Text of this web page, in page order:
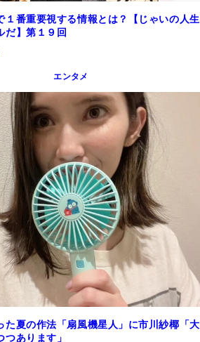
１番重要視する情報とは？【じゃいの人生
だ】第１９回
エンタメ
た夏の作法「扇風機星人」に市川紗椰「大
あります」